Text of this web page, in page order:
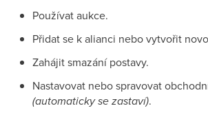
Používat aukce.
Přidat se k alianci nebo vytvořit
Zahájit smazání postavy.
Nastavovat nebo spravovat
(automaticky se zastaví).